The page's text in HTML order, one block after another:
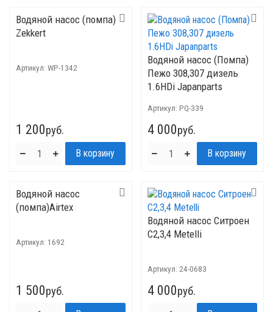
Водяной насос (помпа)
Zekkert
Артикул: WP-1342
1 200руб.
Водяной насос (Помпа)
Пежо 308,307 дизель
1.6HDi Japanparts
Артикул: PQ-339
4 000руб.
Водяной насос
(помпа)Airtex
Артикул: 1692
1 500руб.
Водяной насос Ситроен
C2,3,4 Metelli
Артикул: 24-0683
4 000руб.